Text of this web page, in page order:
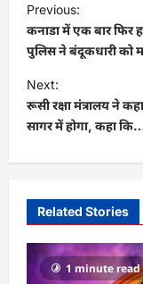
o
s
t
n
a
v
g
a
Previous:
कनाडा में एक बार फिर
पुलिस ने बंदूकधारी को
Next:
रूसी रक्षा मंत्रालय ने
सागर में होगा, कहा
Related Stories
1 minute read